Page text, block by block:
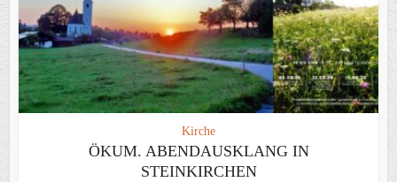
Kirche
ÖKUM. ABENDAUSKLANG IN
STEINKIRCHEN